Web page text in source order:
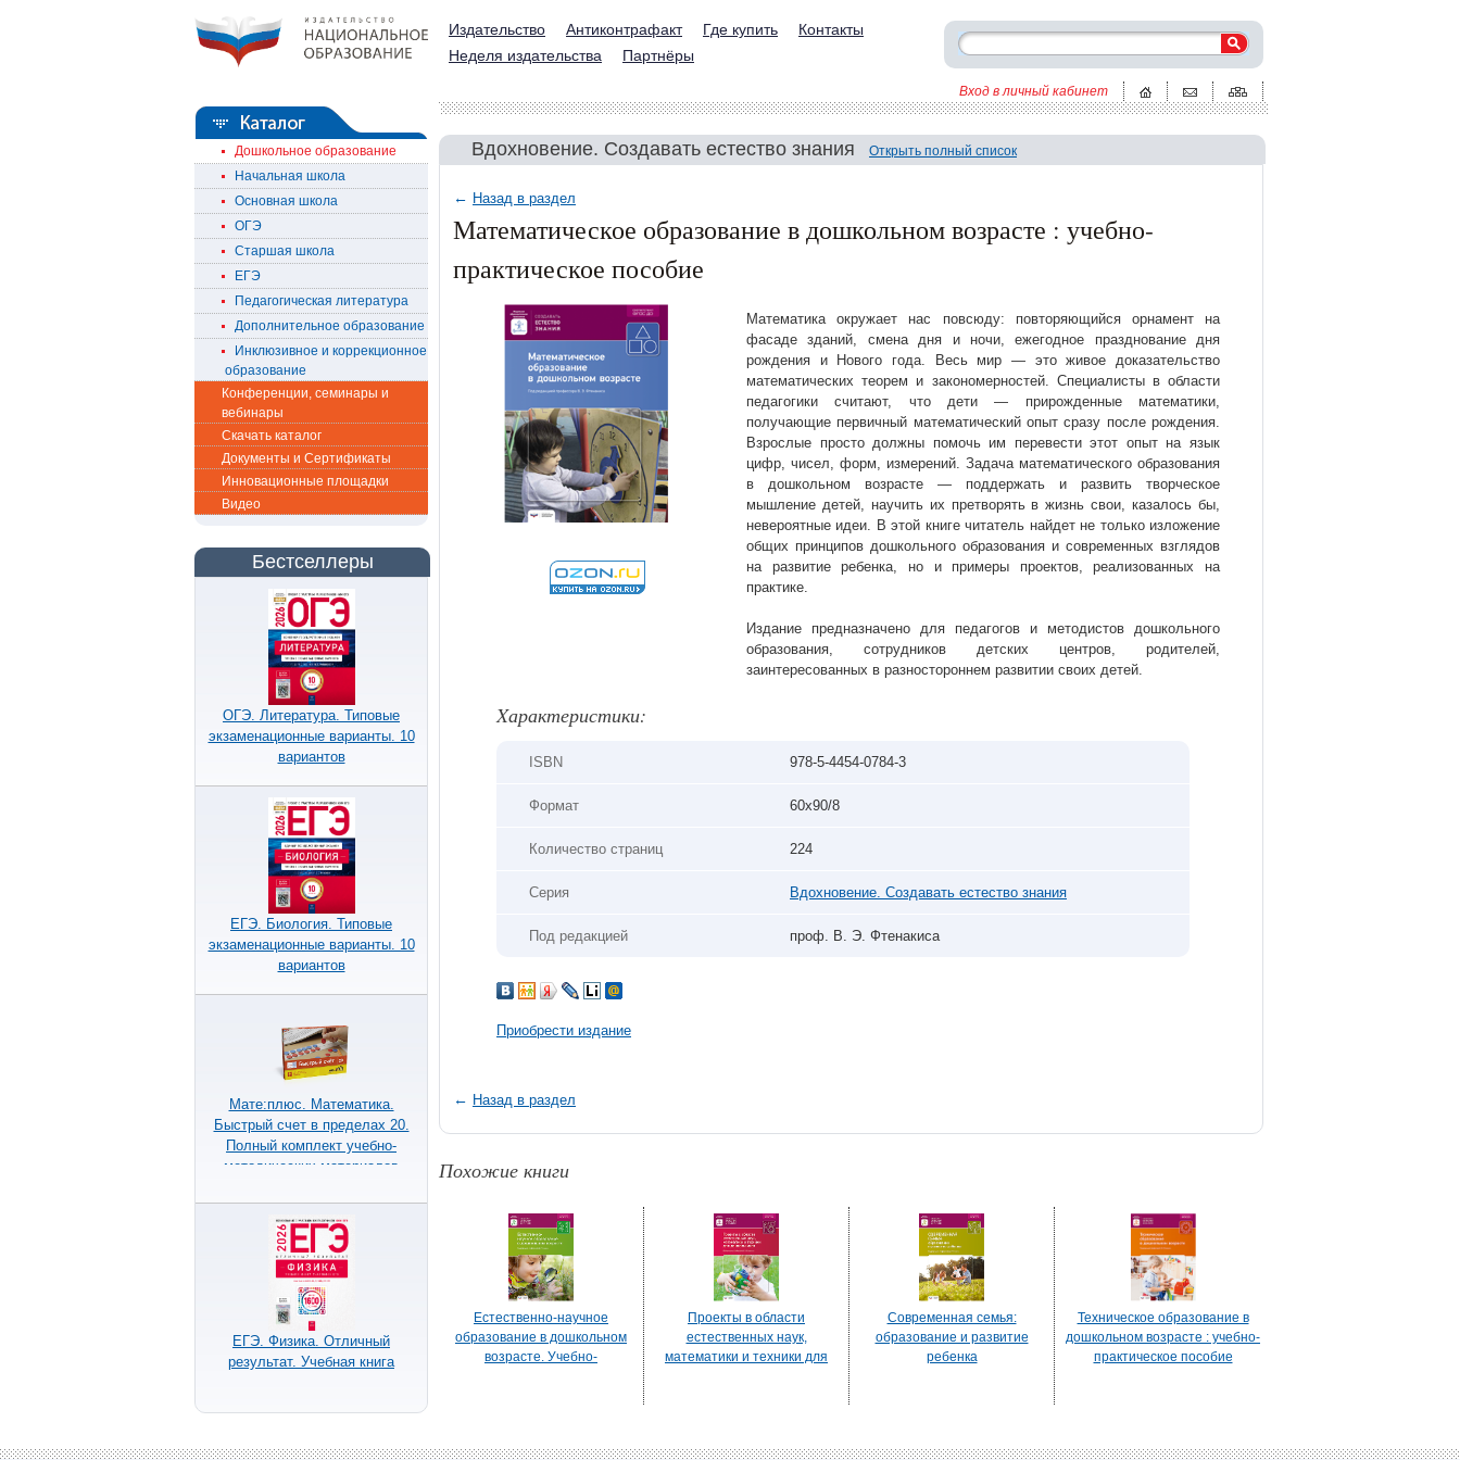
Издательство Антиконтрафакт Где купить
Контакты
Неделя издательства
Партнёры
Вход в личный кабинет
Дошкольное образование
Начальная школа
Основная школа
ОГЭ
Старшая школа
ЕГЭ
Педагогическая литература
Дополнительное образование
Инклюзивное и коррекционное
образование
Конференции, семинары и
вебинары
Скачать каталог
Документы и Сертификаты
Инновационные площадки
Видео
Бестселлеры
ОГЭ. Литература. Типовые
экзаменационные варианты. 10
вариантов
ЕГЭ. Биология. Типовые
экзаменационные варианты. 10
вариантов
Мате:плюс. Математика.
Быстрый счет в пределах 20.
Полный комплект учебно-
методических материалов
ЕГЭ. Физика. Отличный
результат. Учебная книга
Вдохновение. Создавать естество знания Открыть полный список
← Назад в раздел
Математическое образование в дошкольном возрасте : учебно-
практическое пособие
Математика окружает нас повсюду: повторяющийся орнамент на
фасаде зданий, смена дня и ночи, ежегодное празднование дня
рождения и Нового года. Весь мир — это живое доказательство
математических теорем и закономерностей. Специалисты в области
педагогики считают, что дети — прирожденные математики,
получающие первичный математический опыт сразу после рождения.
Взрослые просто должны помочь им перевести этот опыт на язык
цифр, чисел, форм, измерений. Задача математического образования
в дошкольном возрасте — поддержать и развить творческое
мышление детей, научить их претворять в жизнь свои, казалось бы,
невероятные идеи. В этой книге читатель найдет не только изложение
общих принципов дошкольного образования и современных взглядов
на развитие ребенка, но и примеры проектов, реализованных на
практике.
Издание предназначено для педагогов и методистов дошкольного
образования, сотрудников детских центров, родителей,
заинтересованных в разностороннем развитии своих детей.
Xарактеристики:
ISBN 978-5-4454-0784-3
Формат 60х90/8
Количество страниц 224
Серия Вдохновение. Создавать естество знания
Под редакцией проф. В. Э. Фтенакиса
Приобрести издание
← Назад в раздел
Похожие книги
Естественно-научное
образование в дошкольном
возрасте. Учебно-
Проекты в области
естественных наук,
математики и техники для
Современная семья:
образование и развитие
ребенка
Техническое образование в
дошкольном возрасте : учебно-
практическое пособие